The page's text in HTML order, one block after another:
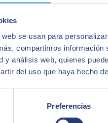
se usan para
compartimos
y análisis web, quienes
del uso que haya hecho
Preferencias